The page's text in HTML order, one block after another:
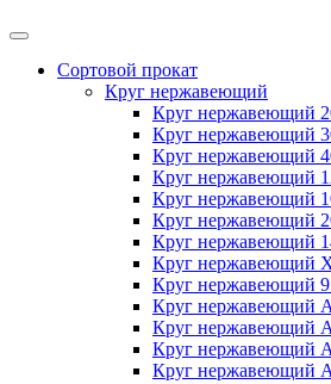
Сортовой прокат
Круг нержавеющий
Круг нержавеющий
Круг нержавеющий
Круг нержавеющий
Круг нержавеющий
Круг нержавеющий
Круг нержавеющий
Круг нержавеющий
Круг нержавеющий
Круг нержавеющий
Круг нержавеющий
Круг нержавеющий
Круг нержавеющий
Круг нержавеющий